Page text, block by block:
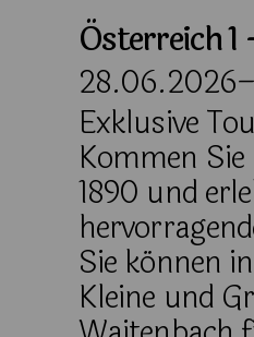
Österreich
Exklusive
Kommen
1890 und
Sie können
Kleine und